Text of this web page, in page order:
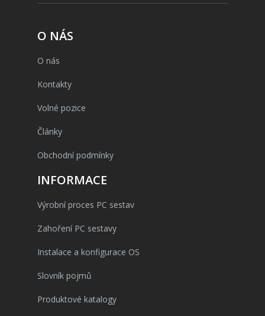
O NÁS
O nás
Kontakty
Volné pozice
Články
Obchodní podmínky
INFORMACE
Výrobní proces PC sestav
Zahoření PC sestavy
Instalace a konfigurace OS
Slovník pojmů
Produktové katalogy